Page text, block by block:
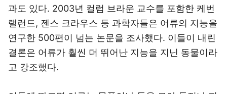
과도 있다. 2003년 컬럼 브라운 교수를 포함한 케번
랠런드, 젠스 크라우스 등 과학자들은 어류의 지능을
연구한 500편이 넘는 논문을 조사했다. 이들이 내린
결론은 어류가 훨씬 더 뛰어난 지능을 지닌 동물이라
고 강조했다.